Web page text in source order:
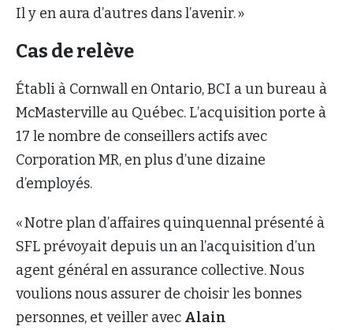
Il y en aura d’autres dans l’avenir. »
Cas de relève
Établi à Cornwall en Ontario, BCI a un bureau à
McMasterville au Québec. L’acquisition porte à
17 le nombre de conseillers actifs avec
Corporation MR, en plus d’une dizaine
d’employés.
« Notre plan d’affaires quinquennal présenté à
SFL prévoyait depuis un an l’acquisition d’un
agent général en assurance collective. Nous
voulions nous assurer de choisir les bonnes
personnes, et veiller avec Alain